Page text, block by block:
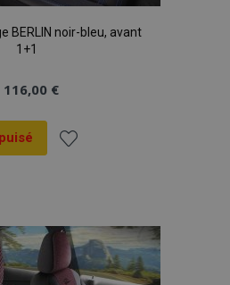
BERLIN noir-bleu, avant
1+1
116,00 €
liste
d'achats